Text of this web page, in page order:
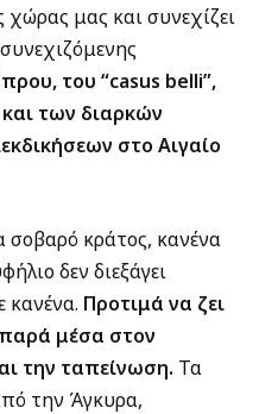
μας και συνεχίζει
του “casus belli”,
των διαρκών
στο Αιγαίο
σοβαρό κράτος, κανένα
δεν διεξάγει
κανένα. Προτιμά να ζει
μέσα στον
την ταπείνωση. Τα
την Άγκυρα,